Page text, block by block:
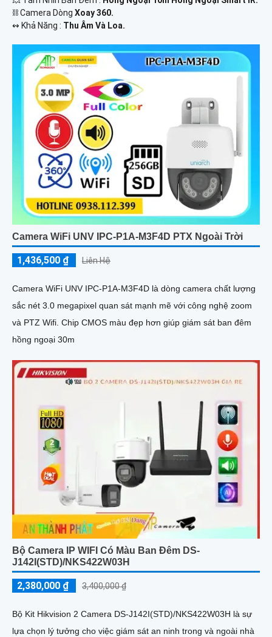
⛓ Camera Dòng Xoay 360.
️↭ Khả Năng : Thu Âm Và Loa.
Camera WiFi UNV IPC-P1A-M3F4D PTX Ngoài Trời
1,436,500 ₫ Liên Hệ
Camera WiFi UNV IPC-P1A-M3F4D là dòng camera chất lượng
sắc nét 3.0 megapixel quan sát mạnh mẽ với công nghệ zoom
và PTZ Wifi. Chip CMOS màu đẹp hơn giúp giám sát ban đêm
hồng ngoại 30m
Bộ Camera IP WIFI Có Màu Ban Đêm DS-
J142I(STD)/NKS422W03H
2,380,000 ₫ 3,400,000 ₫
Bộ Kit Hikvision 2 Camera DS-J142I(STD)/NKS422W03H là sự
lựa chọn lý tưởng cho việc giám sát an ninh trong và ngoài nhà